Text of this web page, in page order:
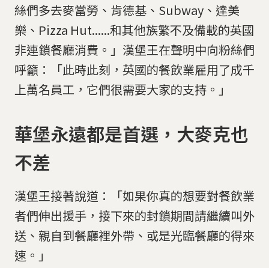
絲們多去麥當勞、肯德基、Subway、達美
樂、Pizza Hut......和其他族繁不及備載的英國
非連鎖餐廳消費。」漢堡王在聲明中向粉絲們
呼籲：「此時此刻，英國的餐飲業雇用了成千
上萬名員工，它們很需要大家的支持。」
華堡永遠都是首選，大麥克也
不差
漢堡王接著說道：「如果你真的想要對餐飲業
者們伸出援手，接下來的封鎖期間請繼續叫外
送、親自到餐廳裡外帶、或是光臨餐廳的得來
速。」